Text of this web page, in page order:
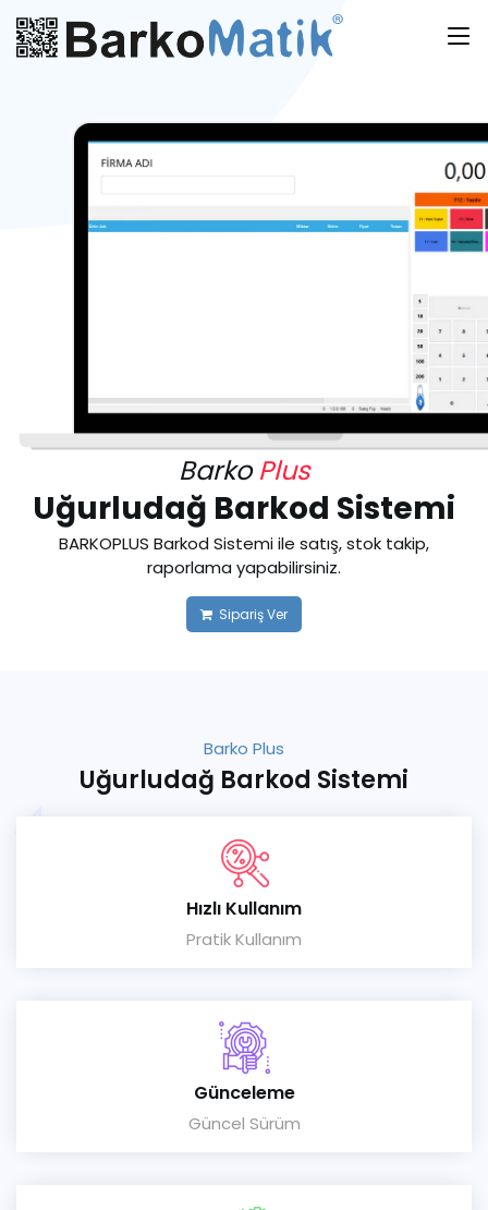
BarkoPlus
Uğurludağ Barkod Sistemi
BARKOPLUS Barkod Sistemi ile satış, stok takip,
raporlama yapabilirsiniz.
Sipariş Ver
Barko Plus
Uğurludağ Barkod Sistemi
Hızlı Kullanım
Pratik Kullanım
Günceleme
Güncel Sürüm